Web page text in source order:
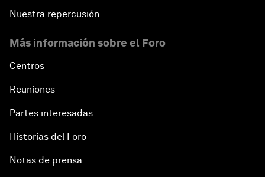
Nuestra repercusión
Más información sobre el Foro
Centros
Reuniones
Partes interesadas
Historias del Foro
Notas de prensa